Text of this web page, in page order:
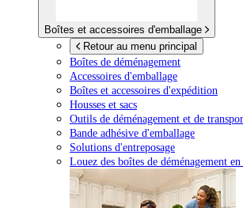
Boîtes et accessoires d'emballage
Retour au menu principal
Boîtes de déménagement
Accessoires d'emballage
Boîtes et accessoires d'expédition
Housses et sacs
Outils de déménagement et de
Bande adhésive d'emballage
Solutions d'entreposage
Louez des boîtes de déménagement